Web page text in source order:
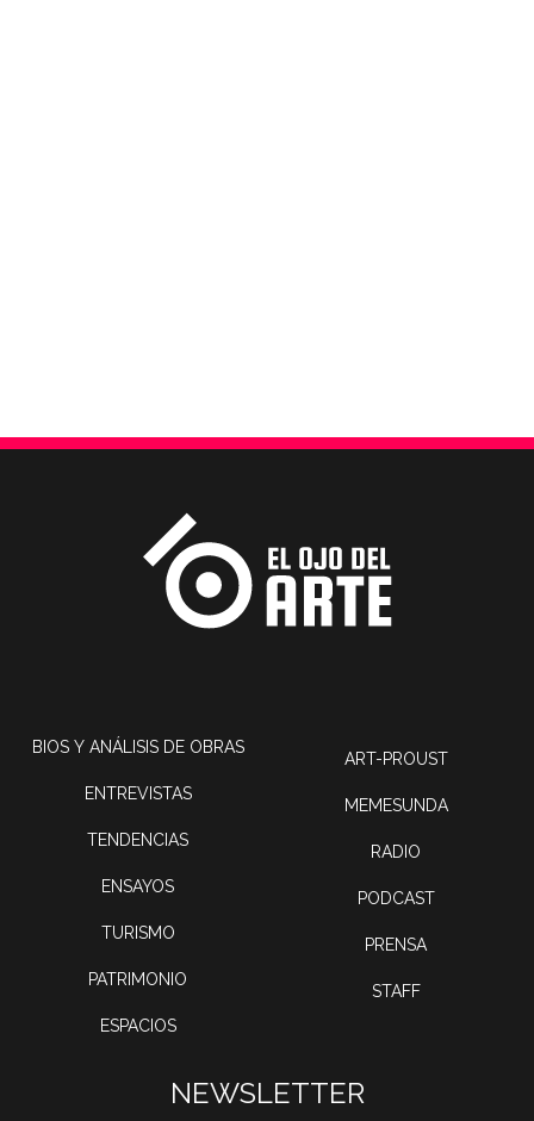
BIOS Y ANÁLISIS DE OBRAS
ENTREVISTAS
TENDENCIAS
ENSAYOS
TURISMO
PATRIMONIO
ESPACIOS
ART-PROUST
MEMESUNDA
RADIO
PODCAST
PRENSA
STAFF
NEWSLETTER